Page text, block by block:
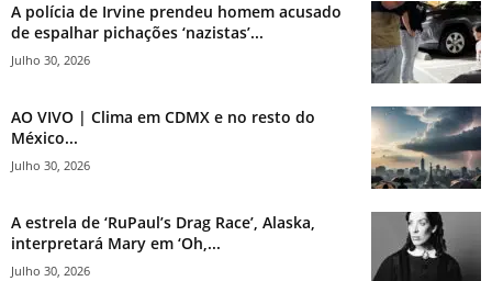
A polícia de Irvine prendeu homem acusado
de espalhar pichações ‘nazistas’...
Julho 30, 2026
AO VIVO | Clima em CDMX e no resto do
México...
Julho 30, 2026
A estrela de ‘RuPaul’s Drag Race’, Alaska,
interpretará Mary em ‘Oh,...
Julho 30, 2026